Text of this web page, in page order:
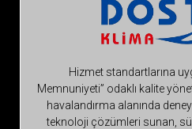
Hizmet standartlarına
Memnuniyeti” odaklı kalite
havalandırma alanında
teknoloji çözümleri sunan,